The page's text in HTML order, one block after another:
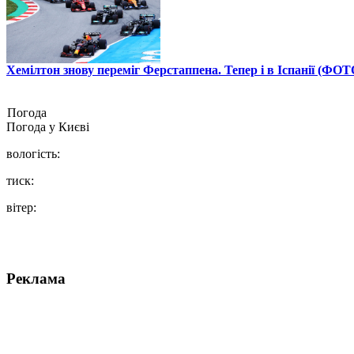
Хемілтон знову переміг Ферстаппена. Тепер і в Іспанії
Погода
Погода у Києві
вологість:
тиск:
вітер:
Реклама